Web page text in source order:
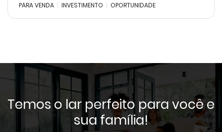
PARA VENDA INVESTIMENTO OPORTUNIDADE
Temos o lar perfeito para você e
sua família!